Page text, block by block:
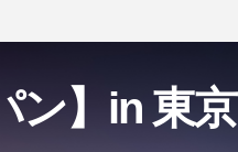
ン】in 東京